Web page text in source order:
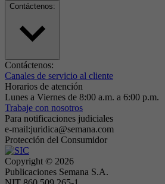
Contáctenos:
Contáctenos:
Canales de servicio al cliente
Horarios de atención
Lunes a Viernes de 8:00 a.m. a 6:00 p.m.
Trabaje con nosotros
Para notificaciones judiciales
e-mail:juridica@semana.com
Protección del Consumidor
Copyright © 2026
Publicaciones Semana S.A.